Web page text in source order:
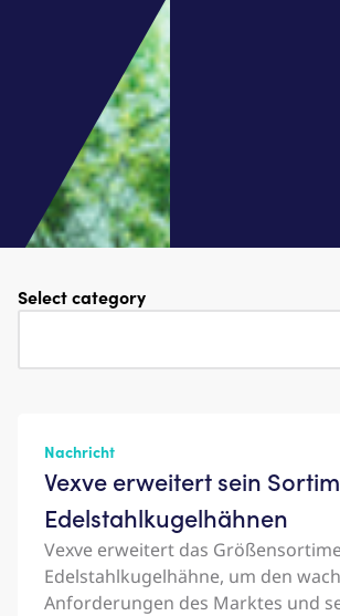
Select category
Nachricht
Vexve erweitert sein
Edelstahlkugelhähnen
Vexve erweitert das
Edelstahlkugelhähne, um den
Anforderungen des Marktes und